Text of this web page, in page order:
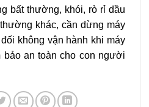
bất thường, khói, rò rỉ dầu
khác, cần dừng máy
không vận hành khi máy
bảo an toàn cho con người